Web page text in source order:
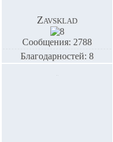
Zavsklad
Сообщения: 2788
Благодарностей: 8